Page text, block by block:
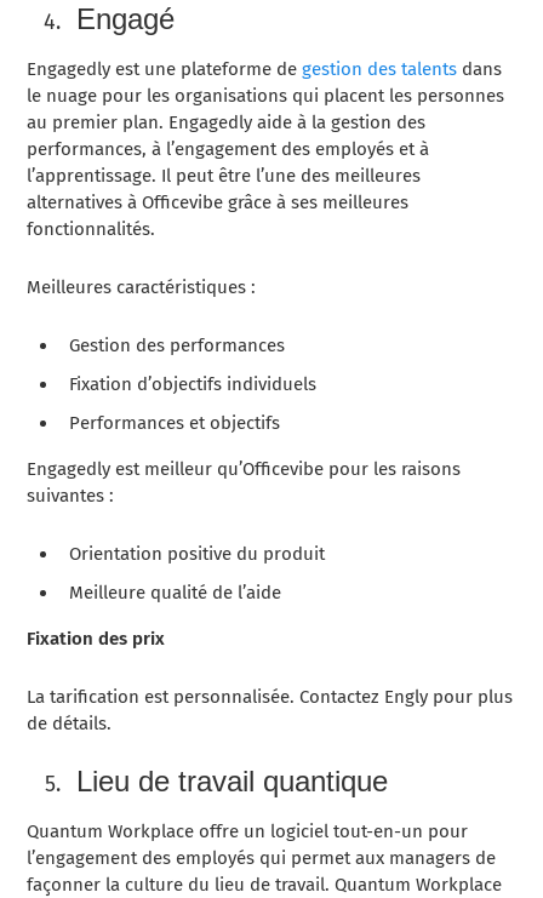
Engagé
Engagedly est une plateforme degestion des talents dans
le nuage pour les organisations qui placent les personnes
au premier plan. Engagedly aide à la gestion des
performances, à l’engagement des employés et à
l’apprentissage. Il peut être l’une des meilleures
alternatives à Officevibe grâce à ses meilleures
fonctionnalités.
Meilleures caractéristiques :
Gestion des performances
Fixation d’objectifs individuels
Performances et objectifs
Engagedly est meilleur qu’Officevibe pour les raisons
suivantes :
Orientation positive du produit
Meilleure qualité de l’aide
Fixation des prix
La tarification est personnalisée. Contactez Engly pour plus
de détails.
Lieu de travail quantique
Quantum Workplace offre un logiciel tout-en-un pour
l’engagement des employés qui permet aux managers de
façonner la culture du lieu de travail. Quantum Workplace